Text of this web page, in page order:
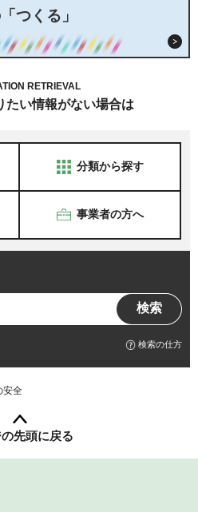
つくる」
RETRIEVAL
たい情報がない場合は
分類から探す
事業者の方へ
検索の仕方
安全
先頭に戻る